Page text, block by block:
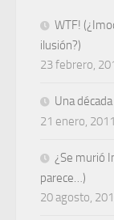
WTF!
ilusión?)
23 febrero,
Una
21 enero, 2011
¿Se murió
parece…)
20 agosto,